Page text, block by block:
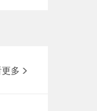
多